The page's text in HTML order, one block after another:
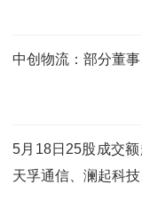
中创物流：部分董
5月18日25股成交
天孚通信、澜起科